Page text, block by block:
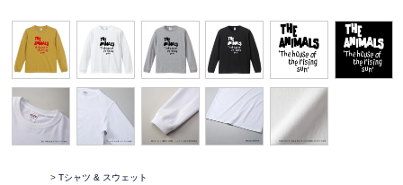
> Tシャツ & スウェット